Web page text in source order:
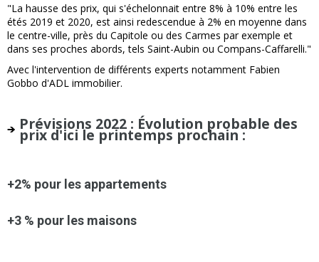
"La hausse des prix, qui s'échelonnait entre 8% à 10% entre les
étés 2019 et 2020, est ainsi redescendue à 2% en moyenne dans
le centre-ville, près du Capitole ou des Carmes par exemple et
dans ses proches abords, tels Saint-Aubin ou Compans-Caffarelli."
Avec l'intervention de différents experts notamment Fabien
Gobbo d'ADL immobilier.
Prévisions 2022 : Évolution probable des
prix d'ici le printemps prochain :
+2% pour les appartements
+3 % pour les maisons